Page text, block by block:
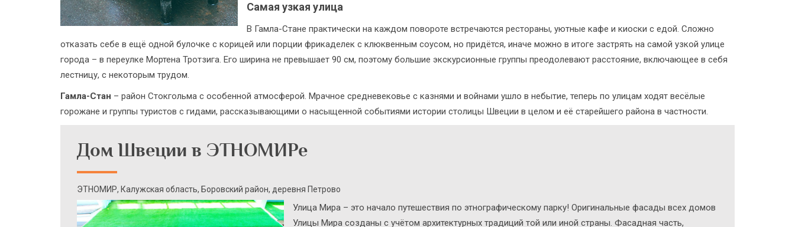
Самая узкая улица
В Гамла-Стане практически на каждом повороте встречаются рестораны, уютные кафе и киоски с едой. Сложно
отказать себе в ещё одной булочке с корицей или порции фрикаделек с клюквенным соусом, но придётся, иначе можно в итоге застрять на самой узкой улице
города – в переулке Мортена Тротзига. Его ширина не превышает 90 см, поэтому большие экскурсионные группы преодолевают расстояние, включающее в себя
лестницу, с некоторым трудом.
Гамла-Стан – район Стокгольма с особенной атмосферой. Мрачное средневековье с казнями и войнами ушло в небытие, теперь по улицам ходят весёлые
горожане и группы туристов с гидами, рассказывающими о насыщенной событиями истории столицы Швеции в целом и её старейшего района в частности.
Дом Швеции в ЭТНОМИРе
ЭТНОМИР, Калужская область, Боровский район, деревня Петрово
Улица Мира – это начало путешествия по этнографическому парку! Оригинальные фасады всех домов
Улицы Мира созданы с учётом архитектурных традиций той или иной страны. Фасадная часть,